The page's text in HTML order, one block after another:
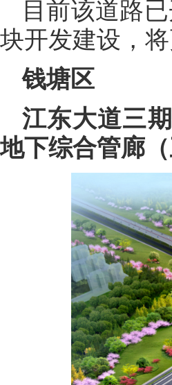
目前该道路
块开发建设，
钱塘区
江东大道三
地下综合管廊（